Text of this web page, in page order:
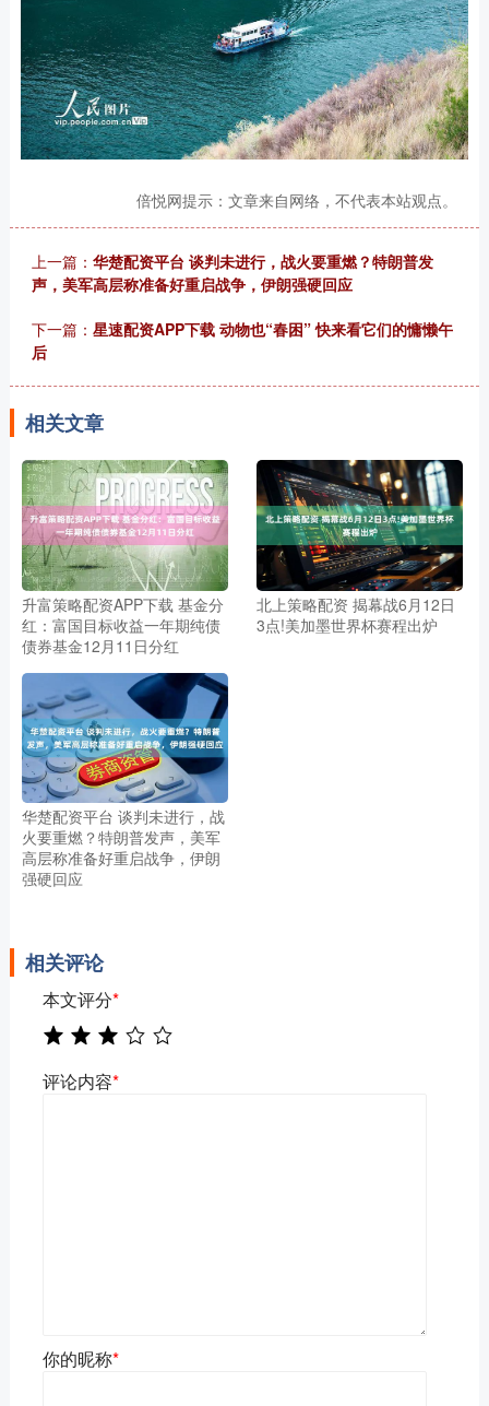
倍悦网提示：文章来自网络，不代表本站观点。
上一篇： 华楚配资平台 谈判未进行，战火要重燃？特朗普发
声，美军高层称准备好重启战争，伊朗强硬回应
下一篇： 星速配资APP下载 动物也“春困” 快来看它们的慵懒午
后
相关文章
升富策略配资APP下载 基金分
红：富国目标收益一年期纯债
债券基金12月11日分红
北上策略配资 揭幕战6月12日
3点!美加墨世界杯赛程出炉
华楚配资平台 谈判未进行，战
火要重燃？特朗普发声，美军
高层称准备好重启战争，伊朗
强硬回应
相关评论
本文评分*
评论内容*
你的昵称*